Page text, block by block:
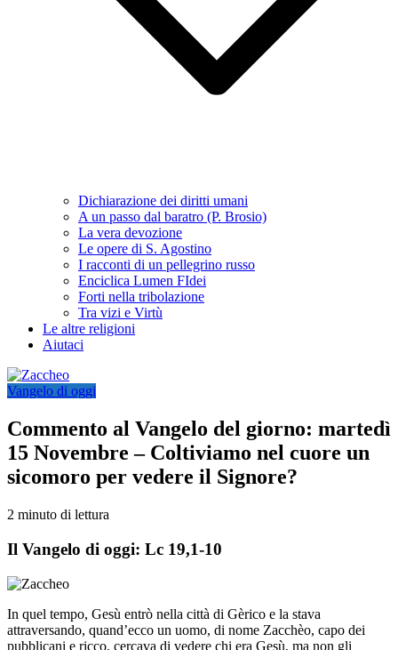
Dichiarazione dei diritti umani
A un passo dal baratro (P. Brosio)
La vera devozione
Le opere di S. Agostino
I racconti di un pellegrino russo
Enciclica Lumen FIdei
Forti nella tribolazione
Tra vizi e Virtù
Le altre religioni
Aiutaci
Vangelo di oggi
Commento al Vangelo del giorno: martedì
15 Novembre – Coltiviamo nel cuore un
sicomoro per vedere il Signore?
2 minuto di lettura
Il Vangelo di oggi: Lc 19,1-10
In quel tempo, Gesù entrò nella città di Gèrico e la stava
attraversando, quand’ecco un uomo, di nome Zacchèo, capo dei
pubblicani e ricco, cercava di vedere chi era Gesù, ma non gli